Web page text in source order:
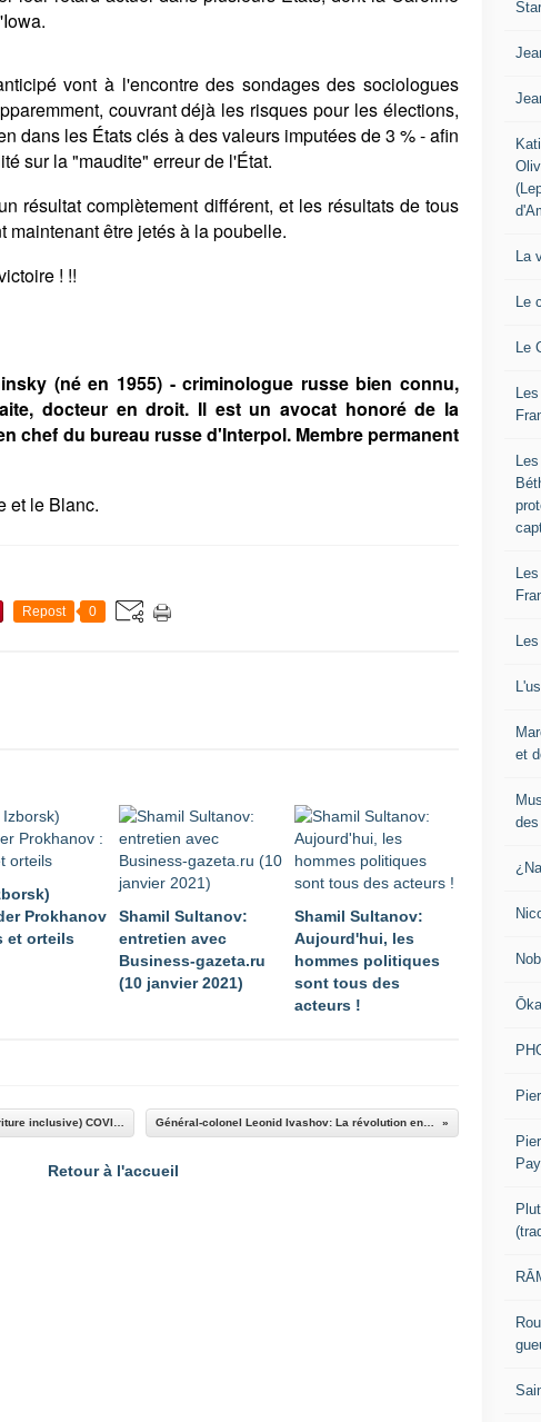
vont à l'encontre des sondages des sociologues
couvrant déjà les risques pour les élections,
dans les États clés à des valeurs imputées de 3 % - afin
sur la "maudite" erreur de l'État.
résultat complètement différent, et les résultats de tous
maintenant être jetés à la poubelle.
! !!
(né en 1955) - criminologue russe bien connu,
docteur en droit. Il est un avocat honoré de la
chef du bureau russe d'Interpol. Membre permanent
et le Blanc.
Repost 0
Prokhanov
et orteils
Shamil Sultanov:
entretien avec
Business-gazeta.ru
(10 janvier 2021)
Shamil Sultanov:
Aujourd'hui, les
hommes politiques
sont tous des
acteurs !
Retour à l'accueil
La
Le
Le
et
des